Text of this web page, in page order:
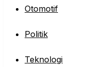
Otomotif
Politik
Teknologi